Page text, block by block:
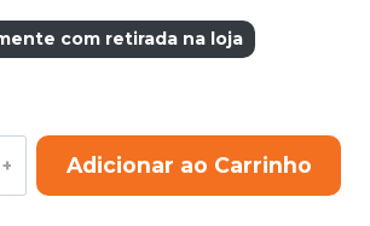
com retirada na loja
Adicionar ao Carrinho